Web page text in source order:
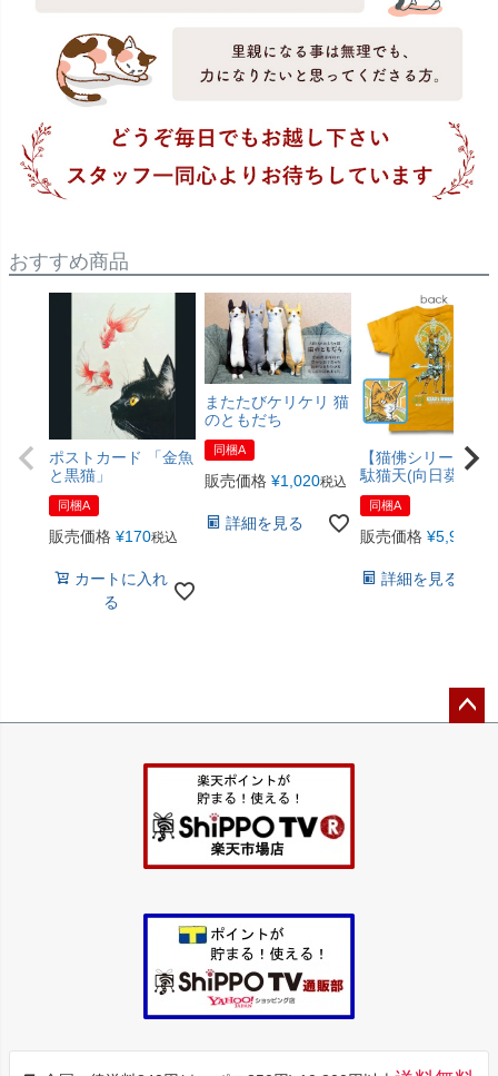
おすすめ商品
ポストカード 「金魚
と黒猫」
同梱A
販売価格 ¥170税込
カートに入れ
る
またたびケリケリ 猫
のともだち
同梱A
販売価格 ¥1,020税込
詳細を見る
【猫佛シリーズ】
駄猫天(向日葵色)
同梱A
販売価格 ¥5,940
詳細を見る